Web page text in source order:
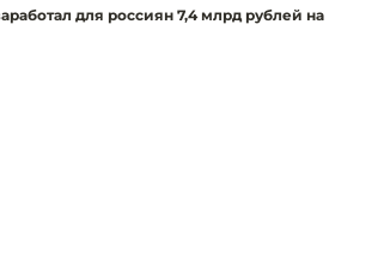
для россиян 7,4 млрд рублей на